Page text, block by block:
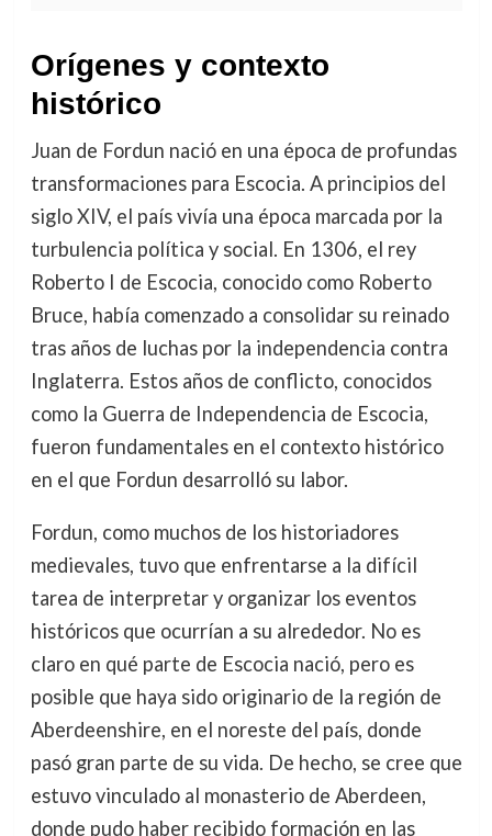
Orígenes y contexto
histórico
Juan de Fordun nació en una época de profundas
transformaciones para Escocia. A principios del
siglo XIV, el país vivía una época marcada por la
turbulencia política y social. En 1306, el rey
Roberto I de Escocia, conocido como Roberto
Bruce, había comenzado a consolidar su reinado
tras años de luchas por la independencia contra
Inglaterra. Estos años de conflicto, conocidos
como la Guerra de Independencia de Escocia,
fueron fundamentales en el contexto histórico
en el que Fordun desarrolló su labor.
Fordun, como muchos de los historiadores
medievales, tuvo que enfrentarse a la difícil
tarea de interpretar y organizar los eventos
históricos que ocurrían a su alrededor. No es
claro en qué parte de Escocia nació, pero es
posible que haya sido originario de la región de
Aberdeenshire, en el noreste del país, donde
pasó gran parte de su vida. De hecho, se cree que
estuvo vinculado al monasterio de Aberdeen,
donde pudo haber recibido formación en las